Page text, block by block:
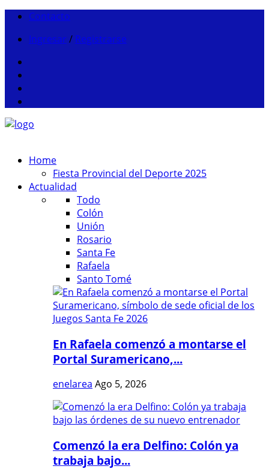
Contacto
Ingresar / Registrarse
Home
Fiesta Provincial del Deporte 2025
Actualidad
Todo
Colón
Unión
Rosario
Santa Fe
Rafaela
Santo Tomé
En Rafaela comenzó a montarse el
Portal Suramericano,...
enelarea Ago 5, 2026
Comenzó la era Delfino: Colón ya
trabaja bajo...